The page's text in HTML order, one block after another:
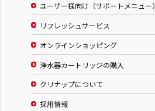
ユーザー様向け（サポートメニュー）
リフレッシュサービス
オンラインショッピング
浄水器カートリッジの購入
クリナップについて
採用情報